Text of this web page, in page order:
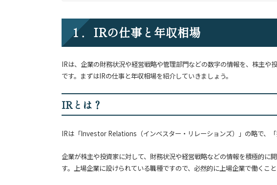
１．IRの仕事と年収相場
IRは、企業の財務状況や経営戦略や管理部門などの数字の情報を、株主や
です。まずはIRの仕事と年収相場を紹介していきましょう。
IRとは？
IRは「Investor Relations（インベスター・リレーションズ）」の略で、「
企業が株主や投資家に対して、財務状況や経営戦略などの情報を積極的に
す。上場企業に設けられている職種ですので、必然的に上場企業で働くこと